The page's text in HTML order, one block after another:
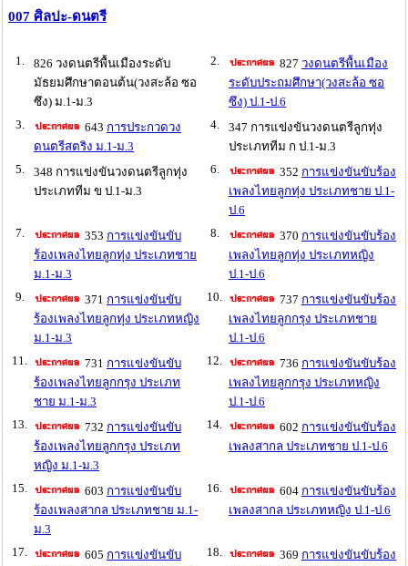
007 ศิลปะ-ดนตรี
1.
826 วงดนตรีพื้นเมืองระดับ
มัธยมศึกษาตอนต้น(วงสะล้อ ซอ
ซึง) ม.1-ม.3
2. 827 วงดนตรีพื้นเมือง
ระดับประถมศึกษา(วงสะล้อ ซอ
ซึง) ป.1-ป.6
3.
643 การประกวดวง
ดนตรีสตริง ม.1-ม.3
4.
347 การแข่งขันวงดนตรีลูกทุ่ง
ประเภททีม ก ป.1-ม.3
5.
348 การแข่งขันวงดนตรีลูกทุ่ง
ประเภททีม ข ป.1-ม.3
6. 352 การแข่งขันขับร้อง
เพลงไทยลูกทุ่ง ประเภทชาย ป.1-
ป.6
7.
353 การแข่งขันขับ
ร้องเพลงไทยลูกทุ่ง ประเภทชาย
ม.1-ม.3
8. 370 การแข่งขันขับร้อง
เพลงไทยลูกทุ่ง ประเภทหญิง
ป.1-ป.6
9.
371 การแข่งขันขับ
ร้องเพลงไทยลูกทุ่ง ประเภทหญิง
ม.1-ม.3
10. 737 การแข่งขันขับร้อง
เพลงไทยลูกกรุง ประเภทชาย
ป.1-ป.6
11.
731 การแข่งขันขับ
ร้องเพลงไทยลูกกรุง ประเภท
ชาย ม.1-ม.3
12. 736 การแข่งขันขับร้อง
เพลงไทยลูกกรุง ประเภทหญิง
ป.1-ป.6
13.
732 การแข่งขันขับ
ร้องเพลงไทยลูกกรุง ประเภท
หญิง ม.1-ม.3
14. 602 การแข่งขันขับร้อง
เพลงสากล ประเภทชาย ป.1-ป.6
15. 603 การแข่งขันขับ
ร้องเพลงสากล ประเภทชาย ม.1-
ม.3
16. 604 การแข่งขันขับร้อง
เพลงสากล ประเภทหญิง ป.1-ป.6
17. 605 การแข่งขันขับ
18. 369 การแข่งขันขับร้อง